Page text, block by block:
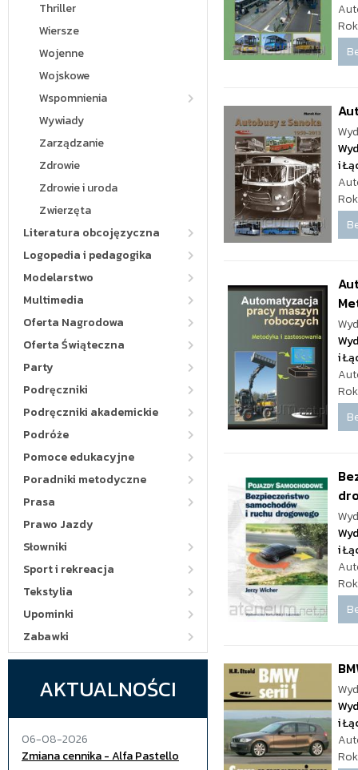
Thriller
Wiersze
Wojenne
Wojskowe
Wspomnienia
Wywiady
Zarządzanie
Zdrowie
Zdrowie i uroda
Zwierzęta
Literatura obcojęzyczna
Logopedia i pedagogika
Modelarstwo
Multimedia
Oferta Nagrodowa
Oferta Świąteczna
Party
Podręczniki
Podręczniki akademickie
Podróże
Pomoce edukacyjne
Poradniki metodyczne
Prasa
Prawo Jazdy
Słowniki
Sport i rekreacja
Tekstylia
Upominki
Zabawki
AKTUALNOŚCI
06-08-2026
Zmiana cennika - Alfa Pastello
i
i
i
i